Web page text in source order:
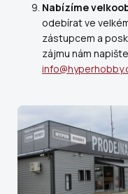
Nabízíme
odebírat ve
zástupcem a
zájmu nám